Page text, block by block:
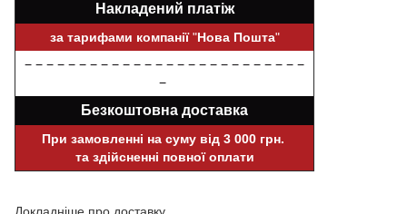
Накладений платіж
за тарифами компанії"Нова Пошта"
− − − − − − − − − − − − − − − − − − − − − − − − − −
−
Безкоштовна доставка
При замовленні на суму від 3 000 грн.
та здійсненні повної оплати